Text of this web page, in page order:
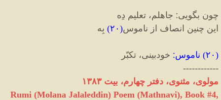
چون بگویی: جاهلم، تعلیم دِه
این چنین انصاف از ناموس( ۲۰) بِه
( ۲۰) ناموس: خودبینی، تکبّر
------------
مولوی، مثنوی، دفتر چهارم، بیت ۱۳۸۳
Rumi (Molana Jalaleddin) Poem (Mathnavi), Book #4,